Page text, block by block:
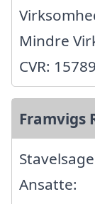
Mindre
CVR:
Framvigs
Ansatte: